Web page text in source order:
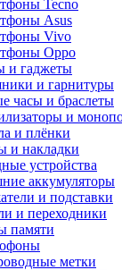
Tecno
Asus
Vivo
Oppo
и гаджеты
и гарнитуры
часы и браслеты
и
и плёнки
и накладки
устройства
аккумуляторы
и подставки
и переходники
памяти
метки